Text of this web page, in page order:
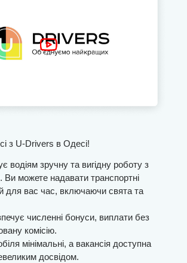
з U-Drivers в Одесі!
водіям зручну та вигідну роботу з
Ви можете надавати транспортні
для вас час, включаючи свята та
численні бонуси, виплати без
комісію.
мінімальні, а вакансія доступна
досвідом.